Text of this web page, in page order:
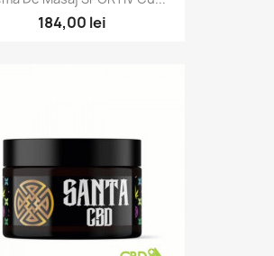
184,00 lei